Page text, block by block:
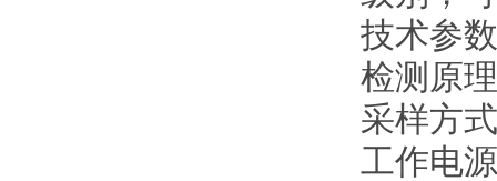
技术参
检测原
采样方
工作电